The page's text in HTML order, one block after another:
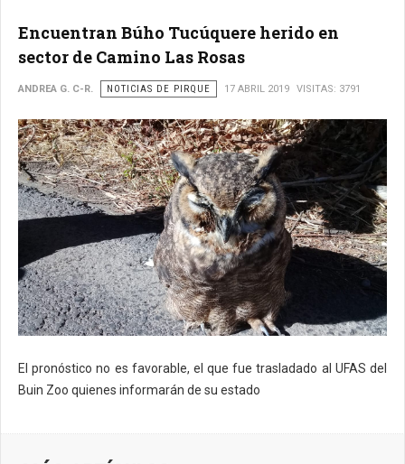
Encuentran Búho Tucúquere herido en
sector de Camino Las Rosas
ANDREA G. C-R. NOTICIAS DE PIRQUE 17 ABRIL 2019 VISITAS: 3791
El pronóstico no es favorable, el que fue trasladado al UFAS del
Buin Zoo quienes informarán de su estado